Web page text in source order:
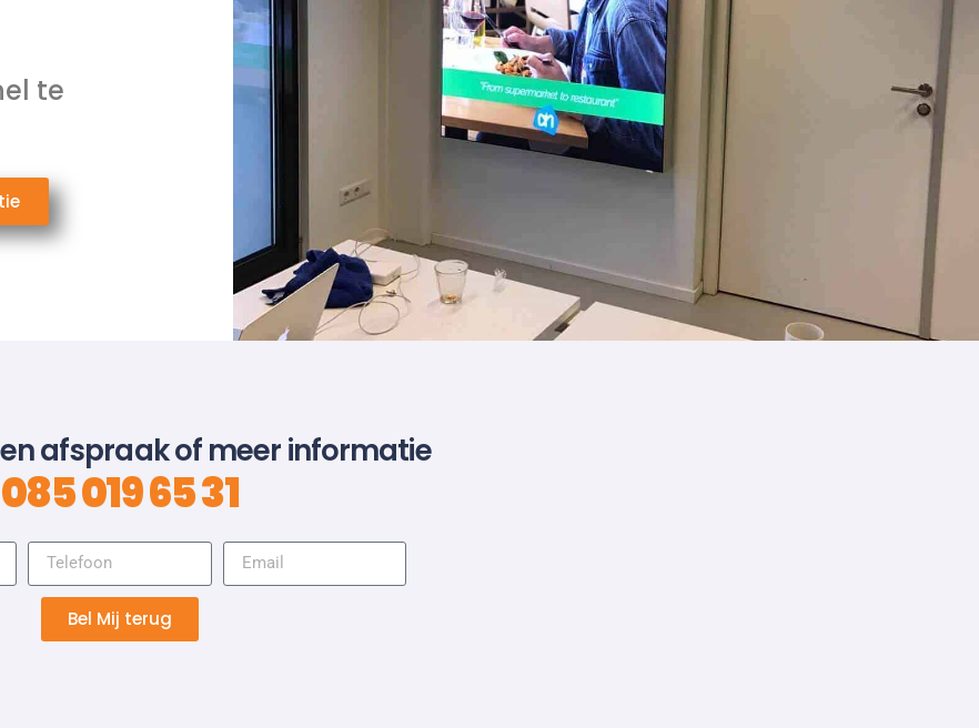
te
afspraak of meer informatie
085 019 65 31
Bel Mij terug